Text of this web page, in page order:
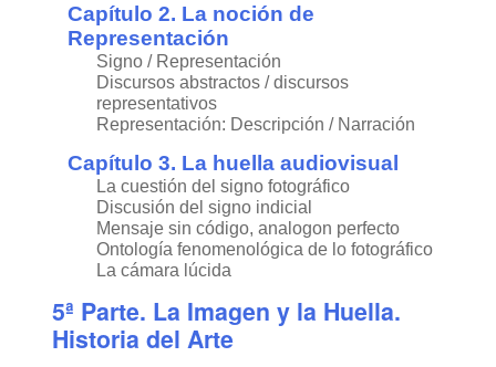
Capítulo 2. La noción de
Representación
Signo / Representación
Discursos abstractos / discursos
representativos
Representación: Descripción / Narración
Capítulo 3. La huella audiovisual
La cuestión del signo fotográfico
Discusión del signo indicial
Mensaje sin código, analogon perfecto
Ontología fenomenológica de lo fotográfico
La cámara lúcida
5ª Parte. La Imagen y la Huella.
Historia del Arte